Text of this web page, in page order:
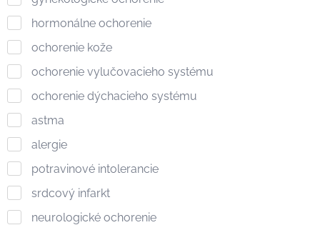
hormonálne ochorenie
ochorenie kože
ochorenie vylučovacieho systému
ochorenie dýchacieho systému
astma
alergie
potravinové intolerancie
srdcový infarkt
neurologické ochorenie